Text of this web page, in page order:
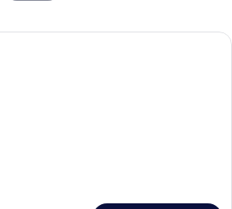
セーフティボックス (室内)、デスク